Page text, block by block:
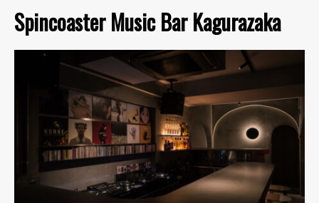
Spincoaster Music Bar Kagurazaka